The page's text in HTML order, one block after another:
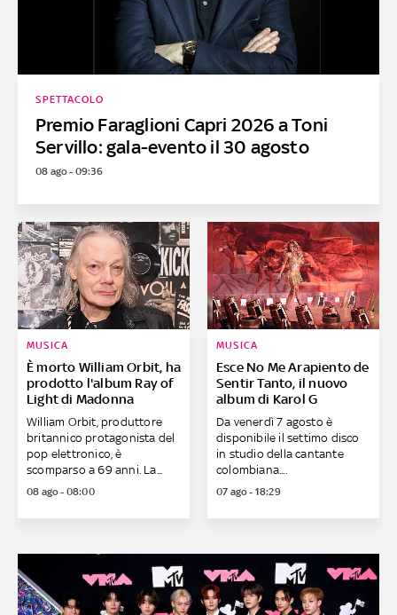
Premio Faraglioni Capri 2026 a Toni
Servillo: gala-evento il 30 agosto
SPETTACOLO
08 ago - 09:36
È morto William Orbit, ha
prodotto l'album Ray of
Light di Madonna
MUSICA
William Orbit, produttore
britannico protagonista del
pop elettronico, è
scomparso a 69 anni. La...
08 ago - 08:00
Esce No Me Arapiento de
Sentir Tanto, il nuovo
album di Karol G
MUSICA
Da venerdì 7 agosto è
disponibile il settimo disco
in studio della cantante
colombiana....
07 ago - 18:29